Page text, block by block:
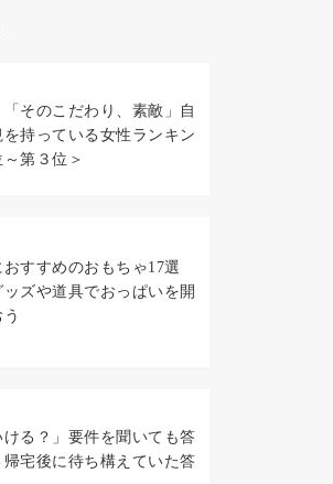
「そのこだわり、素敵」自
持っている女性ランキン
第３位＞
おすすめのおもちゃ17選
ズや道具でおっぱいを開
ける？」要件を聞いても答
宅後に待ち構えていた答